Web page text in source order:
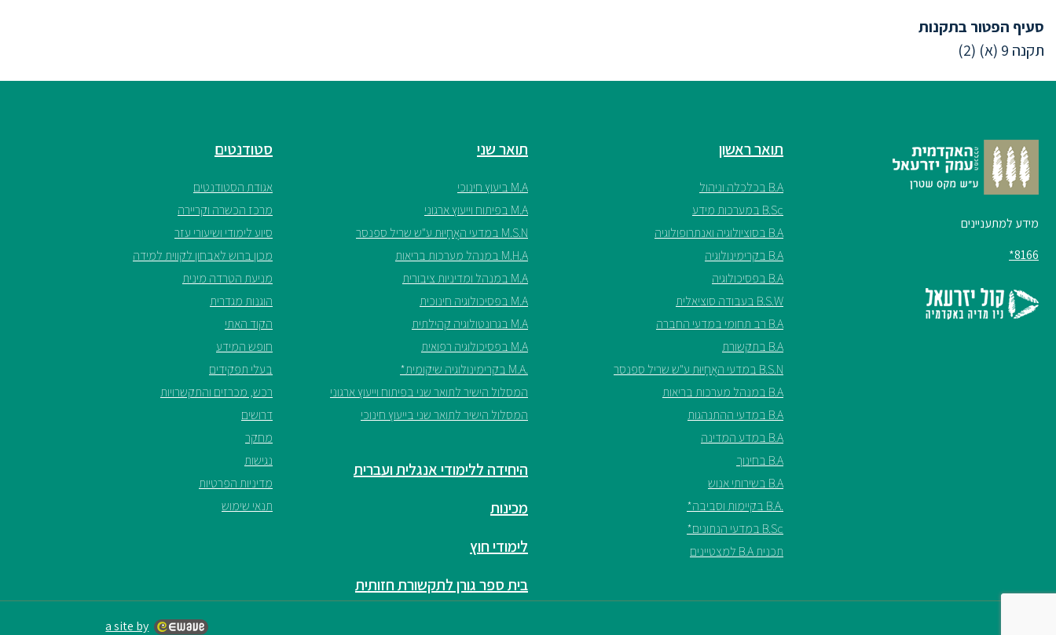
סעיף הפטור בתקנות
תקנה 9 (א) (2)
מידע למתעניינים
8166*
תואר ראשון
B.A בכלכלה וניהול
B.Sc במערכות מידע
B.A בסוציולוגיה ואנתרופולוגיה
B.A בקרימינולוגיה
B.A בפסיכולוגיה
B.S.W בעבודה סוציאלית
B.A רב תחומי במדעי החברה
B.A בתקשורת
B.S.N במדעי האֲחָיוּת ע"ש שריל ספנסר
B.A במנהל מערכות בריאות
B.A במדעי ההתנהגות
B.A במדע המדינה
B.A בחינוך
B.A בשירותי אנוש
.B.A בקיימות וסביבה*
B.Sc במדעי הנתונים*
תכנית B.A למצטיינים
תואר שני
M.A ביעוץ חינוכי
M.A בפיתוח וייעוץ ארגוני
M.S.N במדעי האֲחָיוּת ע"ש שריל ספנסר
M.H.A במנהל מערכות בריאות
M.A במנהל ומדיניות ציבורית
M.A בפסיכולוגיה חינוכית
M.A בגרונטולוגיה קהילתית
M.A בפסיכולוגיה רפואית
.M.A בקרימינולוגיה שיקומית*
המסלול הישיר לתואר שני בפיתוח וייעוץ ארגוני
המסלול הישיר לתואר שני בייעוץ חינוכי
היחידה ללימודי אנגלית ועברית
מכינות
לימודי חוץ
בית ספר גורן לתקשורת חזותית
סטודנטים
אגודת הסטודנטים
מרכז הכשרה וקריירה
סיוע לימודי ושיעורי עזר
מכון ברוש לאבחון לקווית למידה
מניעת הטרדה מינית
הוגנות מגדרית
הקוד האתי
חופש המידע
בעלי תפקידים
רכש, מכרזים והתקשרויות
דרושים
מחקר
נגישות
מדיניות הפרטיות
תנאי שימוש
a site by